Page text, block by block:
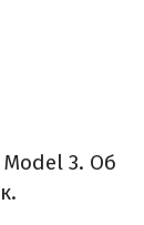
3. Об